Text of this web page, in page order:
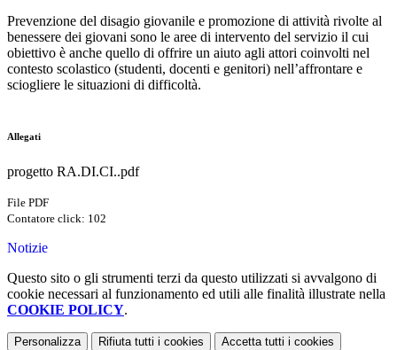
Prevenzione del disagio giovanile e promozione di attività rivolte al
benessere dei giovani sono le aree di intervento del servizio il cui
obiettivo è anche quello di offrire un aiuto agli attori coinvolti nel
contesto scolastico (studenti, docenti e genitori) nell’affrontare e
sciogliere le situazioni di difficoltà.
Allegati
progetto RA.DI.CI..pdf
File PDF
Contatore click: 102
Notizie
Questo sito o gli strumenti terzi da questo utilizzati si avvalgono di
cookie necessari al funzionamento ed utili alle finalità illustrate nella
COOKIE POLICY.
Personalizza Rifiuta tutti i cookies Accetta tutti i cookies